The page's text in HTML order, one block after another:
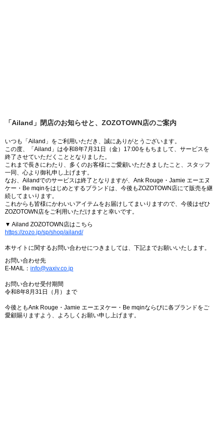
「Ailand」閉店のお知らせと、ZOZOTOWN店のご案内
いつも「Ailand」をご利用いただき、誠にありがとうございます。
この度、「Ailand」は令和8年7月31日（金）17:00をもちまして、サービスを
終了させていただくこととなりました。
これまで長きにわたり、多くのお客様にご愛顧いただきましたこと、スタッフ
一同、心より御礼申し上げます。
なお、Ailandでのサービスは終了となりますが、Ank Rouge・Jamie エーエヌ
ケー・Be mqinをはじめとするブランドは、今後もZOZOTOWN店にて販売を継
続してまいります。
これからも皆様にかわいいアイテムをお届けしてまいりますので、今後はぜひ
ZOZOTOWN店をご利用いただけますと幸いです。
▼ Ailand ZOZOTOWN店はこちら
https://zozo.jp/sp/shop/ailand/
本サイトに関するお問い合わせにつきましては、下記までお願いいたします。
お問い合わせ先
E-MAIL： info@vaxiv.co.jp
お問い合わせ受付期間
令和8年8月31日（月）まで
今後ともAnk Rouge・Jamie エーエヌケー・Be mqinならびに各ブランドをご
愛顧賜りますよう、よろしくお願い申し上げます。